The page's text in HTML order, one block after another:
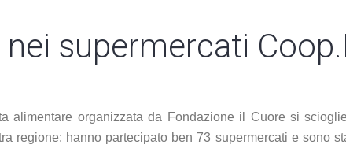
supermercati
.
alimentare organizzata da Fondazione il Cuore si
regione: hanno partecipato ben 73 supermercati e sono